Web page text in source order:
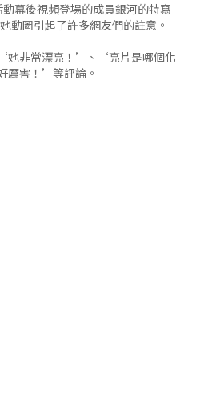
幕後視頻登場的成員銀河的特寫
動圖引起了許多網友們的註意。
她非常漂亮！’、‘亮片是哪個化
害！’等評論。